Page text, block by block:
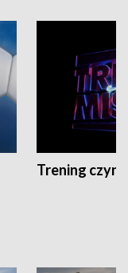
Trening czyni